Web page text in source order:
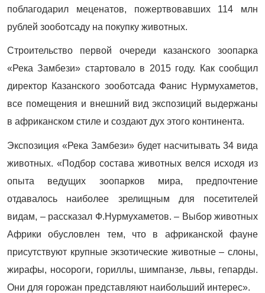
поблагодарил меценатов, пожертвовавших 114 млн
рублей зооботсаду на покупку животных.
Строительство первой очереди казанского зоопарка
«Река Замбези» стартовало в 2015 году. Как сообщил
директор Казанского зооботсада Фанис Нурмухаметов,
все помещения и внешний вид экспозиций выдержаны
в африканском стиле и создают дух этого континента.
Экспозиция «Река Замбези» будет насчитывать 34 вида
животных. «Подбор состава животных велся исходя из
опыта ведущих зоопарков мира, предпочтение
отдавалось наиболее зрелищным для посетителей
видам, – рассказал Ф.Нурмухаметов. – Выбор животных
Африки обусловлен тем, что в африканской фауне
присутствуют крупные экзотические животные – слоны,
жирафы, носороги, гориллы, шимпанзе, львы, гепарды.
Они для горожан представляют наибольший интерес».